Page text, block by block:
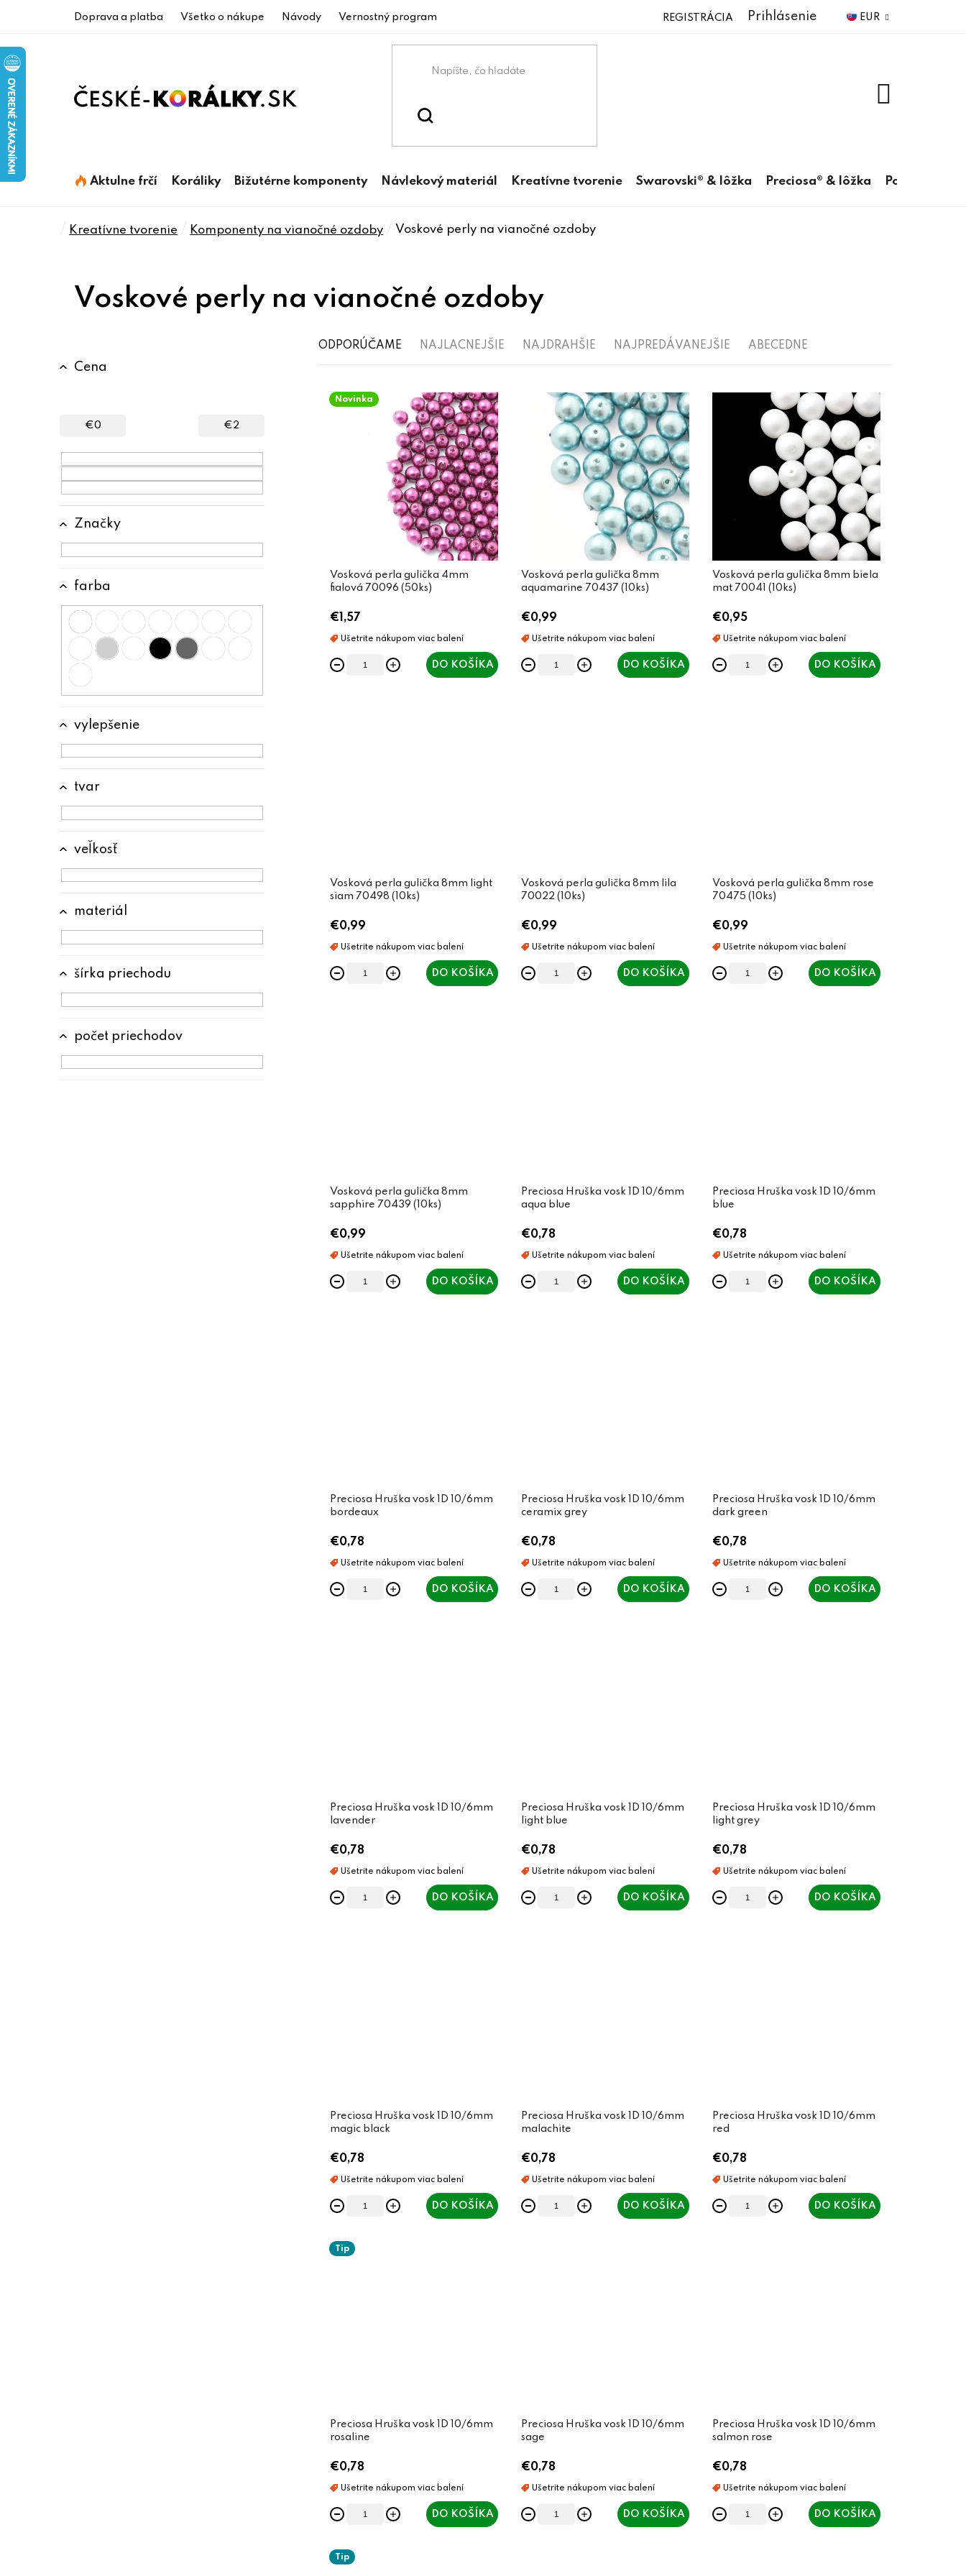
Doprava a platba Všetko o nákupe Návody Vernostný program EUR
Prihlásenie
REGISTRÁCIA
Aktulne frčí Koráliky Bižutérne komponenty Návlekový materiál Kreatívne tvorenie Swarovski® & lôžka Preciosa® & lôžka Pomôcky
Domov
Kreatívne tvorenie Komponenty na vianočné ozdoby Voskové perly na vianočné ozdoby
Voskové perly na vianočné ozdoby
B
ý
p
a
n
e
Cena
€0 €2
Značky
farba
materiál
počet priechodov
šírka priechodu
tvar
veľkosť
vylepšenie
R
d
d
o
ODPORÚČAME NAJLACNEJŠIE NAJDRAHŠIE NAJPREDÁVANEJŠIE ABECEDNE
V
d
o
Novinka
Vosková perla gulička 4mm
fialová 70096 (50ks)
€1,57
DO KOŠÍKA
Vosková perla gulička 8mm
aquamarine 70437 (10ks)
€0,99
DO KOŠÍKA
Vosková perla gulička 8mm biela
mat 70041 (10ks)
€0,95
DO KOŠÍKA
Vosková perla gulička 8mm light
siam 70498 (10ks)
€0,99
DO KOŠÍKA
Vosková perla gulička 8mm lila
70022 (10ks)
€0,99
DO KOŠÍKA
Vosková perla gulička 8mm rose
70475 (10ks)
€0,99
DO KOŠÍKA
Vosková perla gulička 8mm
sapphire 70439 (10ks)
€0,99
DO KOŠÍKA
Preciosa Hruška vosk 1D 10/6mm
aqua blue
€0,78
DO KOŠÍKA
Preciosa Hruška vosk 1D 10/6mm
blue
€0,78
DO KOŠÍKA
Preciosa Hruška vosk 1D 10/6mm
bordeaux
€0,78
DO KOŠÍKA
Preciosa Hruška vosk 1D 10/6mm
ceramix grey
€0,78
DO KOŠÍKA
Preciosa Hruška vosk 1D 10/6mm
dark green
€0,78
DO KOŠÍKA
Preciosa Hruška vosk 1D 10/6mm
lavender
€0,78
DO KOŠÍKA
Preciosa Hruška vosk 1D 10/6mm
light blue
€0,78
DO KOŠÍKA
Preciosa Hruška vosk 1D 10/6mm
light grey
€0,78
DO KOŠÍKA
Preciosa Hruška vosk 1D 10/6mm
magic black
€0,78
DO KOŠÍKA
Preciosa Hruška vosk 1D 10/6mm
malachite
€0,78
DO KOŠÍKA
Preciosa Hruška vosk 1D 10/6mm
red
€0,78
DO KOŠÍKA
Tip
Preciosa Hruška vosk 1D 10/6mm
rosaline
€0,78
DO KOŠÍKA
Preciosa Hruška vosk 1D 10/6mm
sage
€0,78
DO KOŠÍKA
Preciosa Hruška vosk 1D 10/6mm
salmon rose
€0,78
DO KOŠÍKA
Tip